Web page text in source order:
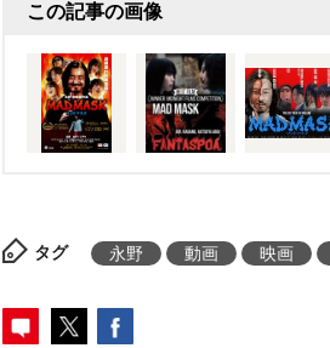
この記事の画像
タグ 永野 動画 映画